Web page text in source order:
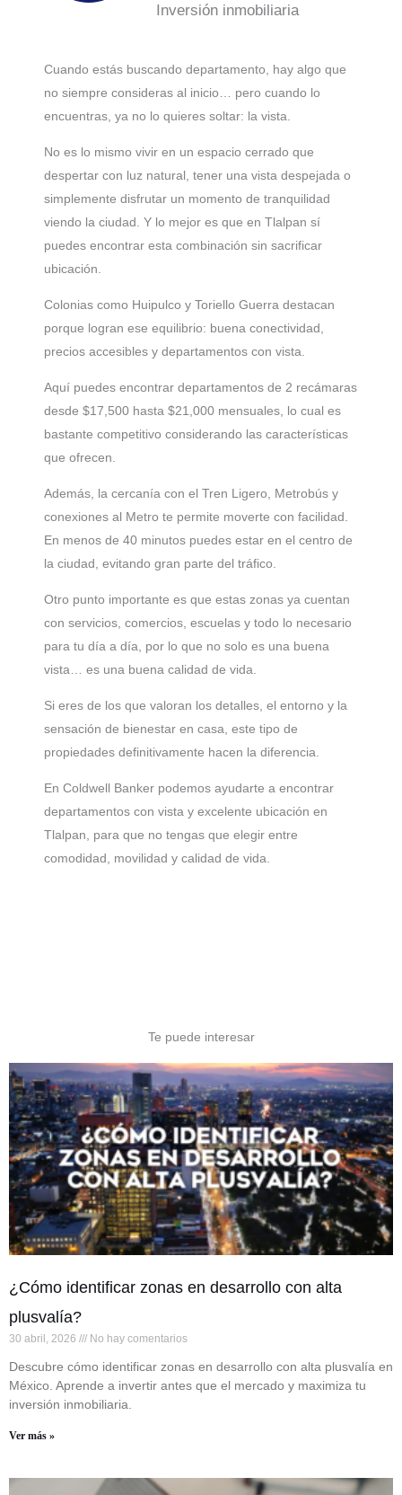
Inversión inmobiliaria
Cuando estás buscando departamento, hay algo que
no siempre consideras al inicio… pero cuando lo
encuentras, ya no lo quieres soltar: la vista.
No es lo mismo vivir en un espacio cerrado que
despertar con luz natural, tener una vista despejada o
simplemente disfrutar un momento de tranquilidad
viendo la ciudad. Y lo mejor es que en Tlalpan sí
puedes encontrar esta combinación sin sacrificar
ubicación.
Colonias como Huipulco y Toriello Guerra destacan
porque logran ese equilibrio: buena conectividad,
precios accesibles y departamentos con vista.
Aquí puedes encontrar departamentos de 2 recámaras
desde $17,500 hasta $21,000 mensuales, lo cual es
bastante competitivo considerando las características
que ofrecen.
Además, la cercanía con el Tren Ligero, Metrobús y
conexiones al Metro te permite moverte con facilidad.
En menos de 40 minutos puedes estar en el centro de
la ciudad, evitando gran parte del tráfico.
Otro punto importante es que estas zonas ya cuentan
con servicios, comercios, escuelas y todo lo necesario
para tu día a día, por lo que no solo es una buena
vista… es una buena calidad de vida.
Si eres de los que valoran los detalles, el entorno y la
sensación de bienestar en casa, este tipo de
propiedades definitivamente hacen la diferencia.
En Coldwell Banker podemos ayudarte a encontrar
departamentos con vista y excelente ubicación en
Tlalpan, para que no tengas que elegir entre
comodidad, movilidad y calidad de vida.
Te puede interesar
¿Cómo identificar zonas en desarrollo con alta
plusvalía?
30 abril, 2026 No hay comentarios
Descubre cómo identificar zonas en desarrollo con alta plusvalía en
México. Aprende a invertir antes que el mercado y maximiza tu
inversión inmobiliaria.
Ver más »